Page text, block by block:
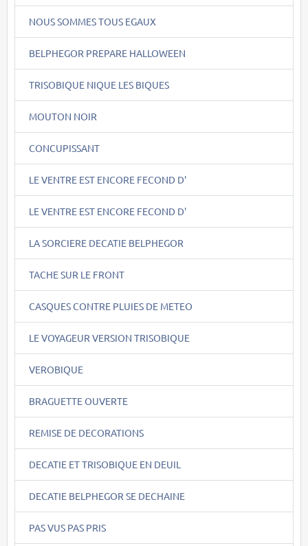
NOUS SOMMES TOUS EGAUX
BELPHEGOR PREPARE HALLOWEEN
TRISOBIQUE NIQUE LES BIQUES
MOUTON NOIR
CONCUPISSANT
LE VENTRE EST ENCORE FECOND D'
LE VENTRE EST ENCORE FECOND D'
LA SORCIERE DECATIE BELPHEGOR
TACHE SUR LE FRONT
CASQUES CONTRE PLUIES DE METEO
LE VOYAGEUR VERSION TRISOBIQUE
VEROBIQUE
BRAGUETTE OUVERTE
REMISE DE DECORATIONS
DECATIE ET TRISOBIQUE EN DEUIL
DECATIE BELPHEGOR SE DECHAINE
PAS VUS PAS PRIS